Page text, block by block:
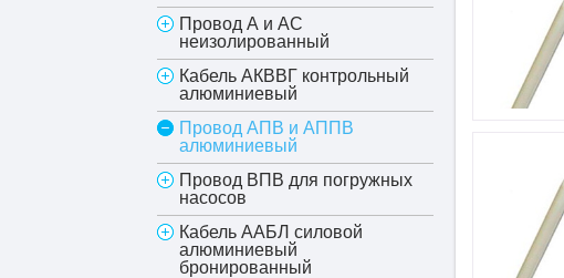
Провод А и АС
неизолированный
Кабель АКВВГ контрольный
алюминиевый
Провод АПВ и АППВ
алюминиевый
Провод ВПВ для погружных
насосов
Кабель ААБЛ силовой
алюминиевый
бронированный